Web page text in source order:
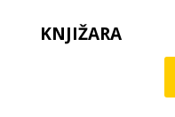
KNJIŽARA